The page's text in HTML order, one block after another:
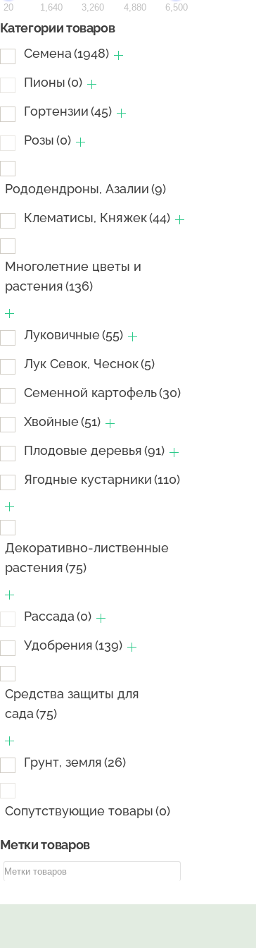
20 1,640 3,260 4,880 6,500
Категории товаров
Семена(1948)
Пионы(0)
Гортензии(45)
Розы(0)
Рододендроны, Азалии(9)
Клематисы, Княжек(44)
Многолетние цветы и
растения(136)
Луковичные(55)
Лук Севок, Чеснок(5)
Семенной картофель(30)
Хвойные(51)
Плодовые деревья(91)
Ягодные кустарники(110)
Декоративно-лиственные
растения(75)
Рассада(0)
Удобрения(139)
Средства защиты для
сада(75)
Грунт, земля(26)
Сопутствующие товары(0)
Метки товаров